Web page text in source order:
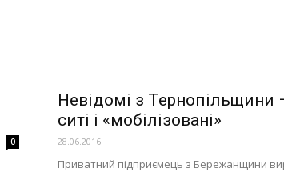
0
Невідомі з Тернопільщини
ситі і «мобілізовані»
28.06.2016
Приватний підприємець з Бережанщини